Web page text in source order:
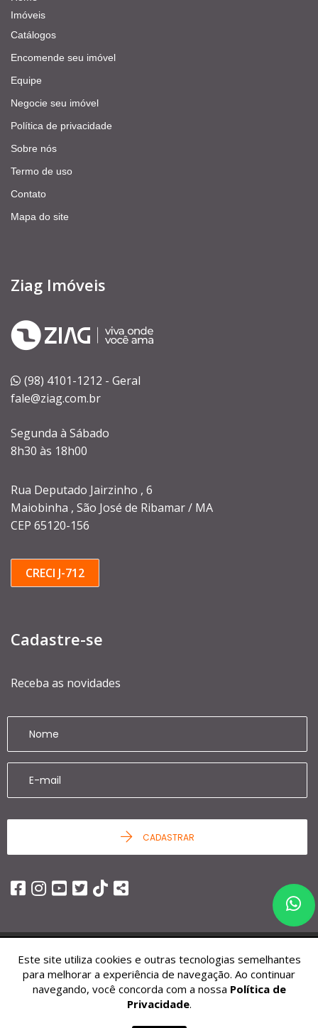
Imóveis
Catálogos
Encomende seu imóvel
Equipe
Negocie seu imóvel
Política de privacidade
Sobre nós
Termo de uso
Contato
Mapa do site
Ziag Imóveis
(98) 4101-1212 - Geral
fale@ziag.com.br
Segunda à Sábado
8h30 às 18h00
Rua Deputado Jairzinho , 6
Maiobinha , São José de Ribamar / MA
CEP 65120-156
CRECI J-712
Cadastre-se
Receba as novidades
CADASTRAR
© 2026 - Ziag Imóveis -25.451.252/0001-68 -Todos os Direitos
Reservados.
Este site utiliza cookies e outras tecnologias semelhantes
para melhorar a experiência de navegação. Ao continuar
navegando, você concorda com a nossa Política de
Privacidade.